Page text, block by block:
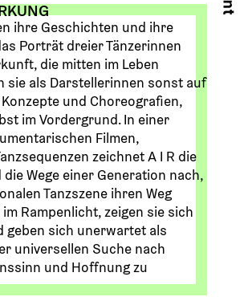
ihre Geschichten und ihre
Porträt dreier Tänzerinnen
die mitten im Leben
sie als Darstellerinnen sonst auf
und Choreografien,
im Vordergrund. In einer
Filmen,
zeichnet A I R die
Wege einer Generation nach,
Tanzszene ihren Weg
Rampenlicht, zeigen sie sich
geben sich unerwartet als
universellen Suche nach
und Hoffnung zu